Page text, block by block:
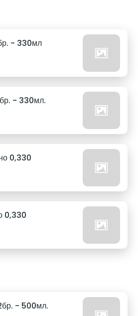
- 330мл
- 330мл.
0,330
0,330
- 500мл.